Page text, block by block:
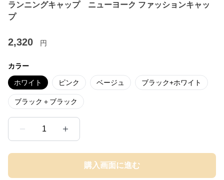
ランニングキャップ ニューヨーク ファッションキャッ
プ
2,320 円
カラー
ホワイト ピンク ベージュ ブラック+ホワイト
ブラック＋ブラック
1
購入画面に進む